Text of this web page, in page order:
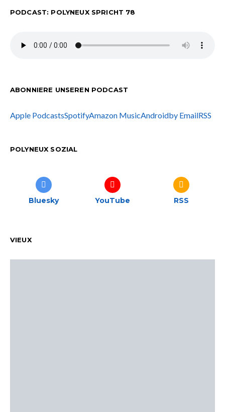
PODCAST: POLYNEUX SPRICHT 78
ABONNIERE UNSEREN PODCAST
Apple PodcastsSpotifyAmazon MusicAndroidby EmailRSS
POLYNEUX SOZIAL
Bluesky YouTube RSS
VIEUX